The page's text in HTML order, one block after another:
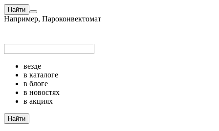
Найти
Например, Пароконвектомат
везде
в каталоге
в блоге
в новостях
в акциях
Найти